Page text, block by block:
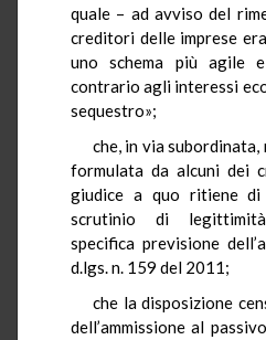
quale – ad avviso del
creditori delle imprese
uno schema più agile
contrario agli interessi
sequestro»;
che, in via subordinata,
formulata da alcuni dei
giudice a quo ritiene
scrutinio di
specifica previsione
d.lgs. n. 159 del 2011;
che la disposizione
dell’ammissione al